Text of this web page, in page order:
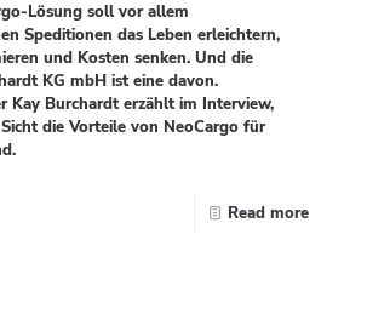
Lösung soll vor allem
Speditionen das Leben erleichtern,
und Kosten senken. Und die
KG mbH ist eine davon.
Kay Burchardt erzählt im Interview,
die Vorteile von NeoCargo für
Read more